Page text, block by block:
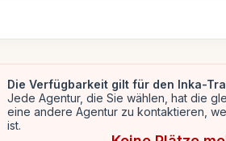
Die Verfügbarkeit gilt für den Inka-
Jede Agentur, die Sie wählen, hat die
eine andere Agentur zu kontaktieren,
ist.